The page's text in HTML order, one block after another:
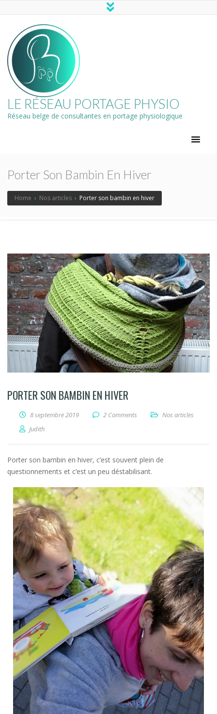
LE RÉSEAU PORTAGE PHYSIO
Réseau belge de consultantes en portage physiologique
Porter Son Bambin En Hiver
Home › Nos articles › Porter son bambin en hiver
PORTER SON BAMBIN EN HIVER
8 septembre 2019 2 Comments
Nos articles
Judith
Porter son bambin en hiver, c’est souvent plein de
questionnements et c’est un peu déstabilisant.